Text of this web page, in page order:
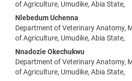
del
artículo
of Agriculture, Umudike, Abia State,
Nlebedum Uchenna
Department of Veterinary Anatomy,
of Agriculture, Umudike, Abia State,
Nnadozie Okechukwu
Department of Veterinary Anatomy,
of Agriculture, Umudike, Abia State,